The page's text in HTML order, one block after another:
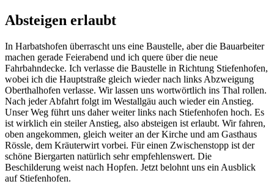
Absteigen erlaubt
In Harbatshofen überrascht uns eine Baustelle, aber die Bauarbeiter
machen gerade Feierabend und ich quere über die neue
Fahrbahndecke. Ich verlasse die Baustelle in Richtung Stiefenhofen,
wobei ich die Hauptstraße gleich wieder nach links Abzweigung
Oberthalhofen verlasse. Wir lassen uns wortwörtlich ins Thal rollen.
Nach jeder Abfahrt folgt im Westallgäu auch wieder ein Anstieg.
Unser Weg führt uns daher weiter links nach Stiefenhofen hoch. Es
ist wirklich ein steiler Anstieg, also absteigen ist erlaubt. Wir fahren,
oben angekommen, gleich weiter an der Kirche und am Gasthaus
Rössle, dem Kräuterwirt vorbei. Für einen Zwischenstopp ist der
schöne Biergarten natürlich sehr empfehlenswert. Die
Beschilderung weist nach Hopfen. Jetzt belohnt uns ein Ausblick
auf Stiefenhofen.